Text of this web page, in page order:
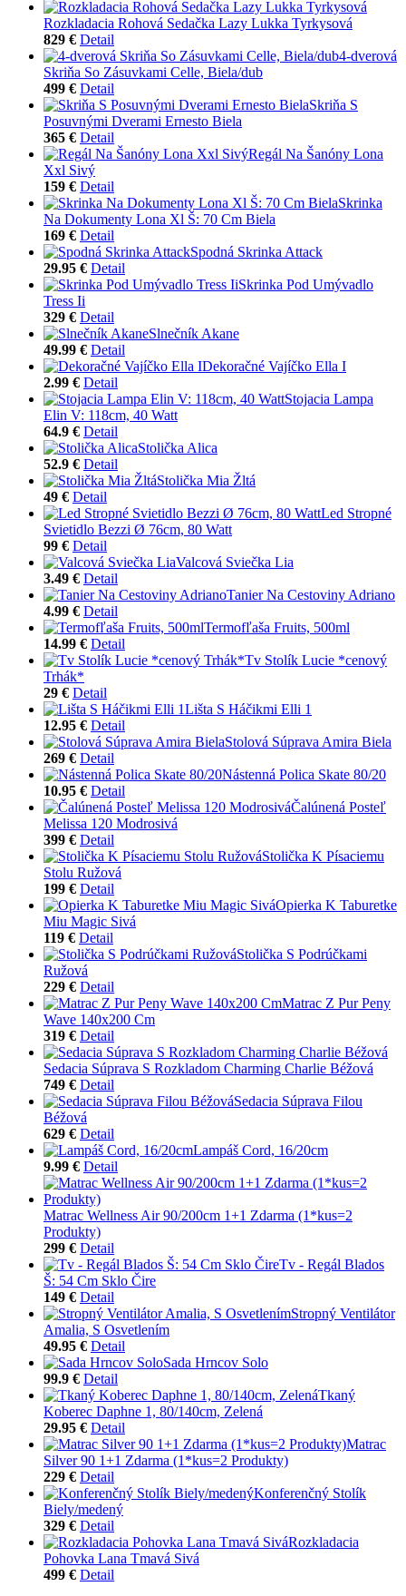
Rozkladacia Rohová Sedačka Lazy Lukka Tyrkysová
829 € Detail
4-dverová
Skriňa So Zásuvkami Celle, Biela/dub
499 € Detail
Skriňa S
Posuvnými Dverami Ernesto Biela
365 € Detail
Regál Na Šanóny Lona
Xxl Sivý
159 € Detail
Skrinka
Na Dokumenty Lona Xl Š: 70 Cm Biela
169 € Detail
Spodná Skrinka Attack
29.95 € Detail
Skrinka Pod Umývadlo
Tress Ii
329 € Detail
Slnečník Akane
49.99 € Detail
Dekoračné Vajíčko Ella I
2.99 € Detail
Stojacia Lampa
Elin V: 118cm, 40 Watt
64.9 € Detail
Stolička Alica
52.9 € Detail
Stolička Mia Žltá
49 € Detail
Led Stropné
Svietidlo Bezzi Ø 76cm, 80 Watt
99 € Detail
Valcová Sviečka Lia
3.49 € Detail
Tanier Na Cestoviny Adriano
4.99 € Detail
Termofľaša Fruits, 500ml
14.99 € Detail
Tv Stolík Lucie *cenový
Trhák*
29 € Detail
Lišta S Háčikmi Elli 1
12.95 € Detail
Stolová Súprava Amira Biela
269 € Detail
Nástenná Polica Skate 80/20
10.95 € Detail
Čalúnená Posteľ
Melissa 120 Modrosivá
399 € Detail
Stolička K Písaciemu
Stolu Ružová
199 € Detail
Opierka K Taburetke
Miu Magic Sivá
119 € Detail
Stolička S Podrúčkami
Ružová
229 € Detail
Matrac Z Pur Peny
Wave 140x200 Cm
319 € Detail
Sedacia Súprava S Rozkladom Charming Charlie Béžová
749 € Detail
Sedacia Súprava Filou
Béžová
629 € Detail
Lampáš Cord, 16/20cm
9.99 € Detail
Matrac Wellness Air 90/200cm 1+1 Zdarma (1*kus=2
Produkty)
299 € Detail
Tv - Regál Blados
Š: 54 Cm Sklo Čire
149 € Detail
Stropný Ventilátor
Amalia, S Osvetlením
49.95 € Detail
Sada Hrncov Solo
99.9 € Detail
Tkaný
Koberec Daphne 1, 80/140cm, Zelená
29.95 € Detail
Matrac
Silver 90 1+1 Zdarma (1*kus=2 Produkty)
229 € Detail
Konferenčný Stolík
Biely/medený
329 € Detail
Rozkladacia
Pohovka Lana Tmavá Sivá
499 € Detail